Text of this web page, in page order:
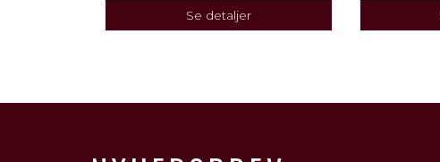
Se detaljer